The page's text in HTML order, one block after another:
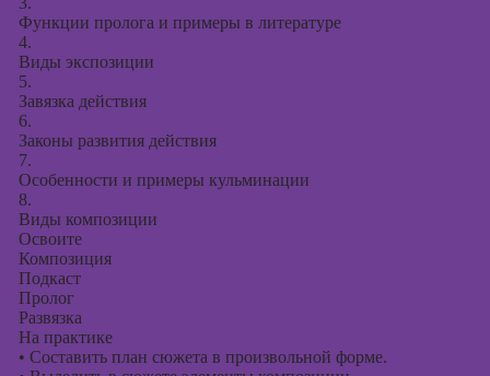
Функции пролога и примеры в литературе
4.
Виды экспозиции
5.
Завязка действия
6.
Законы развития действия
7.
Особенности и примеры кульминации
8.
Виды композиции
Освоите
Композиция
Подкаст
Пролог
Развязка
На практике
• Составить план сюжета в произвольной форме.